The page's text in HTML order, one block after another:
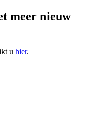
meer nieuw
u hier.